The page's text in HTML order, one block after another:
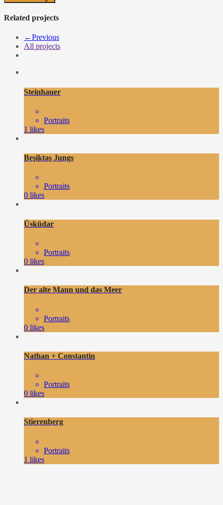
Related projects
←Previous
All projects
Steinhauer
Portraits
1 likes
Beşiktaş Jungs
Portraits
0 likes
Üsküdar
Portraits
0 likes
Der alte Mann und das Meer
Portraits
0 likes
Nathan + Constantin
Portraits
0 likes
Stierenberg
Portraits
1 likes